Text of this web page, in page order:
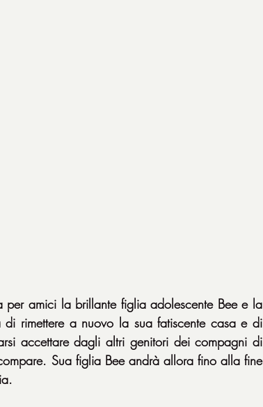
per amici la brillante figlia adolescente Bee e la
di rimettere a nuovo la sua fatiscente casa e di
accettare dagli altri genitori dei compagni di
Sua figlia Bee andrà allora fino alla fine